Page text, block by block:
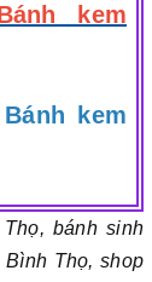
kem
kem
bánh sinh
Thọ, shop